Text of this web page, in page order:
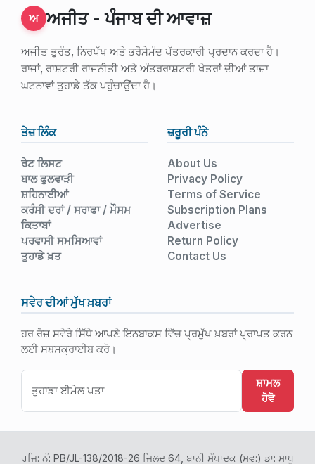
ਅ ਅਜੀਤ - ਪੰਜਾਬ ਦੀ ਆਵਾਜ਼
ਅਜੀਤ ਤੁਰੰਤ, ਨਿਰਪੱਖ ਅਤੇ ਭਰੋਸੇਮੰਦ ਪੱਤਰਕਾਰੀ ਪ੍ਰਦਾਨ ਕਰਦਾ ਹੈ।
ਰਾਜਾਂ, ਰਾਸ਼ਟਰੀ ਰਾਜਨੀਤੀ ਅਤੇ ਅੰਤਰਰਾਸ਼ਟਰੀ ਖੇਤਰਾਂ ਦੀਆਂ ਤਾਜ਼ਾ
ਘਟਨਾਵਾਂ ਤੁਹਾਡੇ ਤੱਕ ਪਹੁੰਚਾਉਂਦਾ ਹੈ।
ਤੇਜ਼ ਲਿੰਕ
ਰੇਟ ਲਿਸਟ
ਬਾਲ ਫੁਲਵਾੜੀ
ਸ਼ਹਿਨਾਈਆਂ
ਕਰੰਸੀ ਦਰਾਂ / ਸਰਾਫਾ / ਮੌਸਮ
ਕਿਤਾਬਾਂ
ਪਰਵਾਸੀ ਸਮਸਿਆਵਾਂ
ਤੁਹਾਡੇ ਖ਼ਤ
ਜ਼ਰੂਰੀ ਪੰਨੇ
About Us
Privacy Policy
Terms of Service
Subscription Plans
Advertise
Return Policy
Contact Us
ਸਵੇਰ ਦੀਆਂ ਮੁੱਖ ਖ਼ਬਰਾਂ
ਹਰ ਰੋਜ਼ ਸਵੇਰੇ ਸਿੱਧੇ ਆਪਣੇ ਇਨਬਾਕਸ ਵਿੱਚ ਪ੍ਰਮੁੱਖ ਖ਼ਬਰਾਂ ਪ੍ਰਾਪਤ ਕਰਨ
ਲਈ ਸਬਸਕ੍ਰਾਈਬ ਕਰੋ।
ਸ਼ਾਮਲ
ਹੋਵੋ
ਰਜਿ: ਨੰ: PB/JL-138/2018-26 ਜਿਲਦ 64, ਬਾਨੀ ਸੰਪਾਦਕ (ਸਵ:) ਡਾ: ਸਾਧੂ